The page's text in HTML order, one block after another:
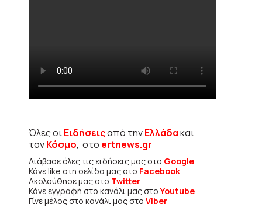
Όλες οιΕιδήσειςαπό τηνΕλλάδακαι
τονΚόσμο, στο ertnews.gr
Διάβασε όλες τις ειδήσεις μας στο Google
Κάνε like στη σελίδα μας στο Facebook
Ακολούθησε μας στο Twitter
Κάνε εγγραφή στο κανάλι μας στοYoutube
Γίνε μέλος στο κανάλι μας στο Viber